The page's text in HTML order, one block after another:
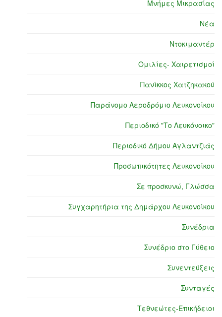
Μνήμες Μικρασίας
Νέα
Ντοκιμαντέρ
Ομιλίες- Χαιρετισμοί
Πανίκκος Χατζηκακού
Παράνομο Αεροδρόμιο Λευκονοίκου
Περιοδικό "Το Λευκόνοικο"
Περιοδικό Δήμου Αγλαντζιάς
Προσωπικότητες Λευκονοίκου
Σε προσκυνώ, Γλώσσα
Συγχαρητήρια της Δημάρχου Λευκονοίκου
Συνέδρια
Συνέδριο στο Γύθειο
Συνεντεύξεις
Συνταγές
Τεθνεώτες-Επικήδειοι